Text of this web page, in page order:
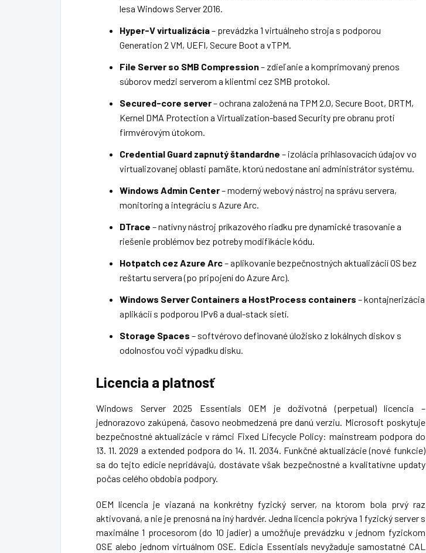
lesa Windows Server 2016.
Hyper-V virtualizácia– prevádzka 1 virtuálneho stroja s podporou
Generation 2 VM, UEFI, Secure Boot a vTPM.
File Server so SMB Compression– zdieľanie a komprimovaný prenos
súborov medzi serverom a klientmi cez SMB protokol.
Secured-core server– ochrana založená na TPM 2.0, Secure Boot, DRTM,
Kernel DMA Protection a Virtualization-based Security pre obranu proti
firmvérovým útokom.
Credential Guard zapnutý štandardne – izolácia prihlasovacích údajov vo
virtualizovanej oblasti pamäte, ktorú nedostane ani administrátor systému.
Windows Admin Center– moderný webový nástroj na správu servera,
monitoring a integráciu s Azure Arc.
DTrace – natívny nástroj príkazového riadku pre dynamické trasovanie a
riešenie problémov bez potreby modifikácie kódu.
Hotpatch cez Azure Arc– aplikovanie bezpečnostných aktualizácií OS bez
reštartu servera (po pripojení do Azure Arc).
Windows Server Containers a HostProcess containers – kontajnerizácia
aplikácií s podporou IPv6 a dual-stack sietí.
Storage Spaces – softvérovo definované úložisko z lokálnych diskov s
odolnosťou voči výpadku disku.
Licencia a platnosť
Windows Server 2025 Essentials OEM je doživotná (perpetual) licencia –
jednorazovo zakúpená, časovo neobmedzená pre danú verziu. Microsoft poskytuje
bezpečnostné aktualizácie v rámci Fixed Lifecycle Policy: mainstream podpora do
13. 11. 2029 a extended podpora do 14. 11. 2034. Funkčné aktualizácie (nové funkcie)
sa do tejto edície nepridávajú, dostávate však bezpečnostné a kvalitatívne updaty
počas celého obdobia podpory.
OEM licencia je viazaná na konkrétny fyzický server, na ktorom bola prvý raz
aktivovaná, a nie je prenosná na iný hardvér. Jedna licencia pokrýva 1 fyzický server s
maximálne 1 procesorom (do 10 jadier) a umožňuje prevádzku v jednom fyzickom
OSE alebo jednom virtuálnom OSE. Edícia Essentials nevyžaduje samostatné CAL